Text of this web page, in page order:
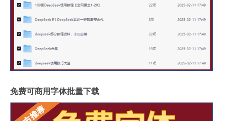
免费可商用字体批量下载